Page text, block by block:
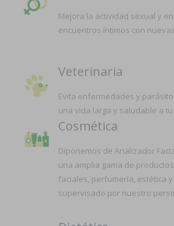
Mejora la actividad sexual y
encuentros íntimos con
Veterinaria
Evita enfermedades y
una vida larga y saludable a
Cosmética
Diponemos de Analizador
una amplia gama de
faciales, perfumería, estética
supervisado por nuestro